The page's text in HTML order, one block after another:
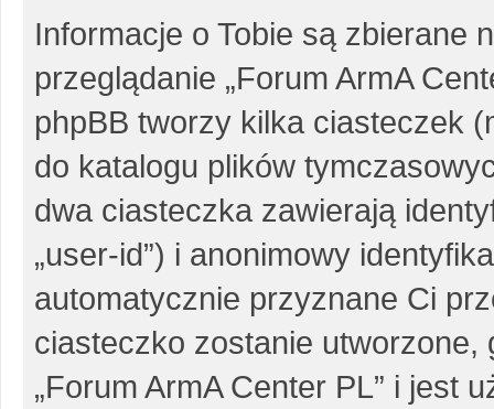
Informacje o Tobie są zbierane
przeglądanie „Forum ArmA
phpBB tworzy kilka ciasteczek
do katalogu plików
dwa ciasteczka zawierają
„user-id”) i anonimowy
automatycznie przyznane Ci
ciasteczko zostanie
„Forum ArmA Center PL” i jest